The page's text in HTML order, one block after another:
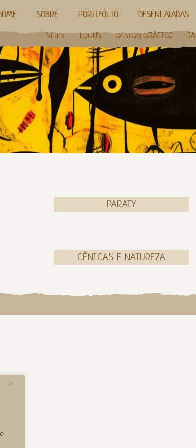
SOBRE PORTIFÓLIO DESENLATADAS
SITES LOGOS DESIGN GRÁFICO IA
PARATY
CÊNICAS E NATUREZA